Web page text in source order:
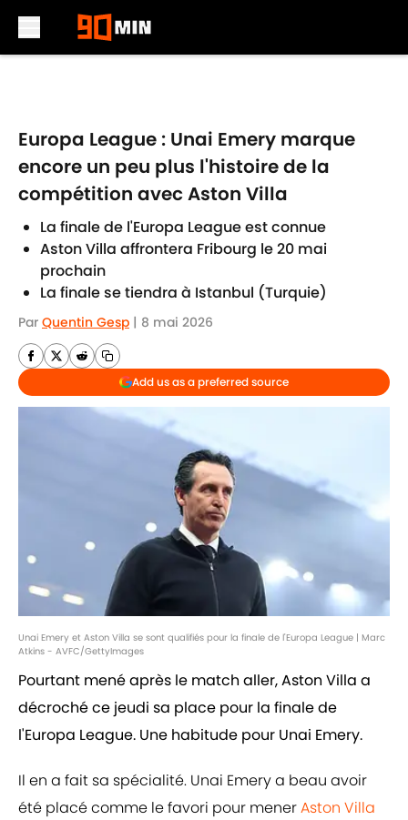
Europa League : Unai Emery marque
encore un peu plus l'histoire de la
compétition avec Aston Villa
La finale de l'Europa League est connue
Aston Villa affrontera Fribourg le 20 mai
prochain
La finale se tiendra à Istanbul (Turquie)
Par Quentin Gesp | 8 mai 2026
Add us as a preferred source
Unai Emery et Aston Villa se sont qualifiés pour la finale de l'Europa League | Marc
Atkins - AVFC/GettyImages
Pourtant mené après le match aller, Aston Villa a
décroché ce jeudi sa place pour la finale de
l'Europa League. Une habitude pour Unai Emery.
Il en a fait sa spécialité. Unai Emery a beau avoir
été placé comme le favori pour menerAston Villa